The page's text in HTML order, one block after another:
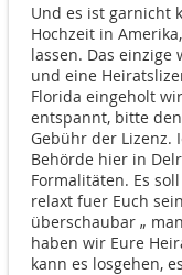
Und es ist garnicht
Hochzeit in
lassen. Das einzige
und eine
Florida eingeholt
entspannt, bitte
Gebühr der Lizenz.
Behörde hier in
Formalitäten. Es
relaxt fuer Euch
überschaubar „
haben wir Eure
kann es losgehen,